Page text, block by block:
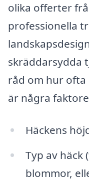
olika offerter
professionella
skräddarsydda
råd om hur ofta
är några
Häckens
Typ av häck
blommor,